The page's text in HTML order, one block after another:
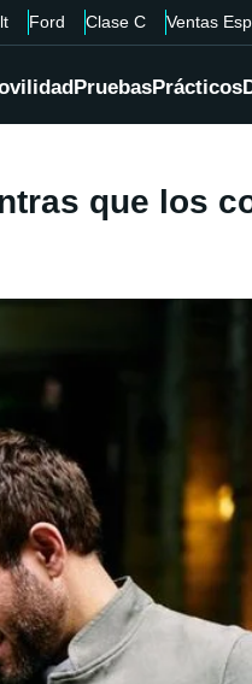
Ford Clase C Ventas
PruebasPrácticos
que los